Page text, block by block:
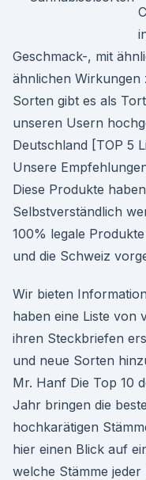
Geschmack-, mit
ähnlichen Wirkungen
Sorten gibt es als
unseren Usern
Deutschland [TOP 5
Unsere
Diese Produkte
Selbstverständlich
100% legale
und die Schweiz
Wir bieten
haben eine Liste von
ihren Steckbriefen
und neue Sorten
Mr. Hanf Die Top 10
Jahr bringen die
hochkarätigen
hier einen Blick auf
welche Stämme